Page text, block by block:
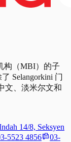
构（MBI）的子
Selangorkini 门
文、淡米尔文和
14/8, Seksyen
5523 4856
03-